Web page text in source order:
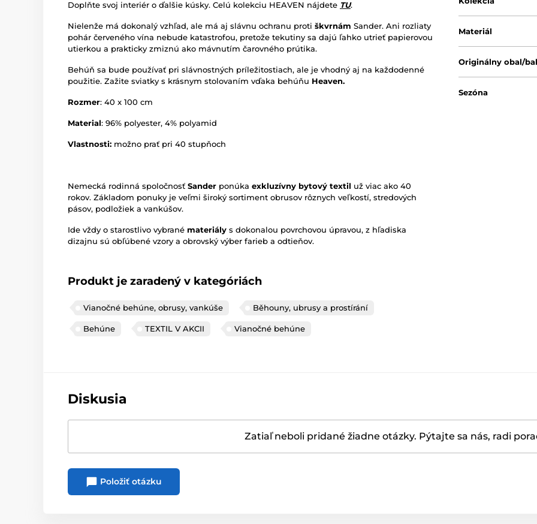
Doplňte svoj interiér o ďalšie kúsky. Celú kolekciu HEAVEN nájdete TU.
Nielenže má dokonalý vzhľad, ale má aj slávnu ochranu proti škvrnám Sander. Ani rozliaty
pohár červeného vína nebude katastrofou, pretože tekutiny sa dajú ľahko utrieť papierovou
utierkou a prakticky zmiznú ako mávnutím čarovného prútika.
Behúň sa bude používať pri slávnostných príležitostiach, ale je vhodný aj na každodenné
použitie. Zažite sviatky s krásnym stolovaním vďaka behúňu Heaven.
Rozmer: 40 x 100 cm
Material: 96% polyester, 4% polyamid
Vlastnosti: možno prať pri 40 stupňoch
Nemecká rodinná spoločnosť Sander ponúka exkluzívny bytový textil už viac ako 40
rokov. Základom ponuky je veľmi široký sortiment obrusov rôznych veľkostí, stredových
pásov, podložiek a vankúšov.
Ide vždy o starostlivo vybrané materiály s dokonalou povrchovou úpravou, z hľadiska
dizajnu sú obľúbené vzory a obrovský výber farieb a odtieňov.
Produkt je zaradený v kategóriách
Vianočné behúne, obrusy, vankúše Běhouny, ubrusy a prostírání
Behúne TEXTIL V AKCII Vianočné behúne
Materiál
Originálny obal/
Sezóna
Diskusia
Zatiaľ neboli pridané žiadne otázky. Pýtajte sa nás, radi
Položiť otázku